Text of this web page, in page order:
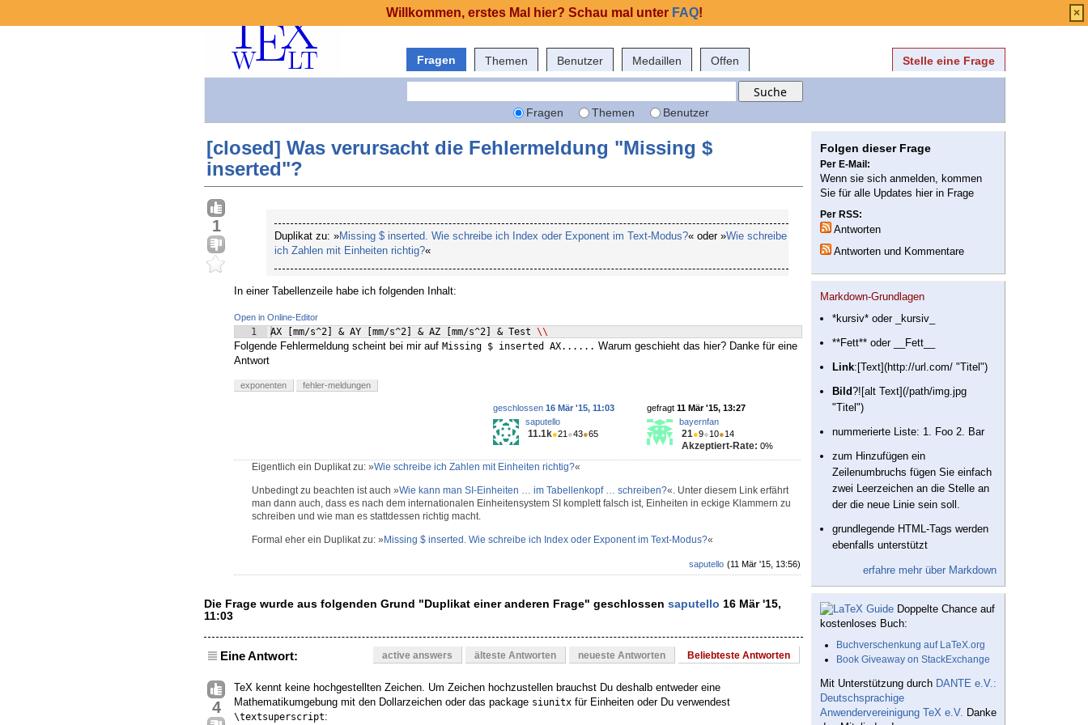
Fragen Themen Benutzer Medaillen Offen Stelle eine Frage
Fragen Themen Benutzer
[closed] Was verursacht die Fehlermeldung "Missing $
inserted"?
1
Duplikat zu: »Missing $ inserted. Wie schreibe ich Index oder Exponent im Text-Modus?« oder »Wie schreibe
ich Zahlen mit Einheiten richtig?«
In einer Tabellenzeile habe ich folgenden Inhalt:
Open in Online-Editor
1 AX [mm/s^2] & AY [mm/s^2] & AZ [mm/s^2] & Test \\
Folgende Fehlermeldung scheint bei mir auf Missing $ inserted AX...... Warum geschieht das hier? Danke für eine
Antwort
exponenten fehler-meldungen
gefragt 11 Mär '15, 13:27
bayernfan
21●9●10●14
Akzeptiert-Rate: 0%
geschlossen 16 Mär '15, 11:03
saputello
11.1k●21 ●43●65
Eigentlich ein Duplikat zu: »Wie schreibe ich Zahlen mit Einheiten richtig?«
Unbedingt zu beachten ist auch »Wie kann man SI-Einheiten … im Tabellenkopf … schreiben?«. Unter diesem Link erfährt
man dann auch, dass es nach dem internationalen Einheitensystem SI komplett falsch ist, Einheiten in eckige Klammern zu
schreiben und wie man es stattdessen richtig macht.
Formal eher ein Duplikat zu: »Missing $ inserted. Wie schreibe ich Index oder Exponent im Text-Modus?«
(11 Mär '15, 13:56)
saputello
Die Frage wurde aus folgenden Grund "Duplikat einer anderen Frage" geschlossen saputello 16 Mär '15,
11:03
Eine Antwort: active answers älteste Antworten neueste Antworten Beliebteste Antworten
4
TeX kennt keine hochgestellten Zeichen. Um Zeichen hochzustellen brauchst Du deshalb entweder eine
Mathematikumgebung mit den Dollarzeichen oder das package siunitx für Einheiten oder Du verwendest
\textsuperscript:
Folgen dieser Frage
Per E-Mail:
Wenn sie sich anmelden, kommen
Sie für alle Updates hier in Frage
Per RSS:
Antworten
Antworten und Kommentare
Markdown-Grundlagen
*kursiv* oder _kursiv_
**Fett** oder __Fett__
Link:[Text](http://url.com/ "Titel")
Bild?![alt Text](/path/img.jpg
"Titel")
nummerierte Liste: 1. Foo 2. Bar
zum Hinzufügen ein
Zeilenumbruchs fügen Sie einfach
zwei Leerzeichen an die Stelle an
der die neue Linie sein soll.
grundlegende HTML-Tags werden
ebenfalls unterstützt
erfahre mehr über Markdown
Doppelte Chance auf
kostenloses Buch:
Buchverschenkung auf LaTeX.org
Book Giveaway on StackExchange
Mit Unterstützung durch DANTE e.V.:
Deutschsprachige
Anwendervereinigung TeX e.V. Danke
Willkommen, erstes Mal hier? Schau mal unter FAQ! ×